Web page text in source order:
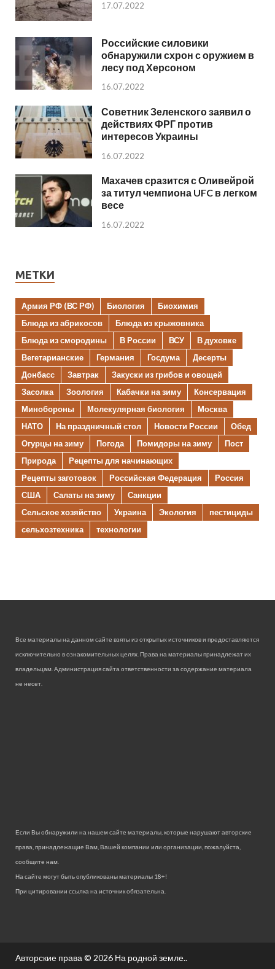
17.07.2022
Российские силовики
обнаружили схрон с оружием в
лесу под Херсоном
16.07.2022
Советник Зеленского заявил о
действиях ФРГ против
интересов Украины
16.07.2022
Махачев сразится с Оливейрой
за титул чемпиона UFC в легком
весе
16.07.2022
МЕТКИ
Армия РФ (ВС РФ) Биология
Биохимия
Блюда из абрикосов
Блюда из крыжовника
Блюда из смородины
В России ВСУ
В духовке
Вегетарианские
Германия Госдума
Десерты
Донбасс
Завтрак
Закуски из грибов и овощей
Засолка
Зоология Кабачки на зиму
Консервация
Минобороны
Молекулярная биология
Москва
НАТО
На праздничный стол Новости России
Обед
Огурцы на зиму
Погода Помидоры на зиму
Пост
Природа
Рецепты для начинающих
Рецепты заготовок
Российская Федерация
Россия
США
Салаты на зиму
Санкции
Сельское хозяйство
Украина Экология
пестициды
сельхозтехника
технологии
Все материалы на данном сайте взяты из открытых источников и предоставляются
исключительно в ознакомительных целях. Права на материалы принадлежат их
владельцам. Администрация сайта ответственности за содержание материала
не несет.
Если Вы обнаружили на нашем сайте материалы, которые нарушают авторские
права, принадлежащие Вам, Вашей компании или организации, пожалуйста,
сообщите нам.
На сайте могут быть опубликованы материалы 18+!
При цитировании ссылка на источник обязательна.
Авторские права © 2026 На родной земле..